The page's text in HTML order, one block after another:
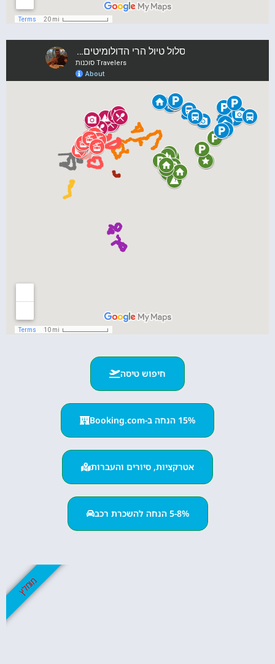
חיפוש טיסה
15% הנחה ב-Booking.com
אטרקציות, סיורים והעברות
5-8% הנחה להשכרת רכב
מומלץ